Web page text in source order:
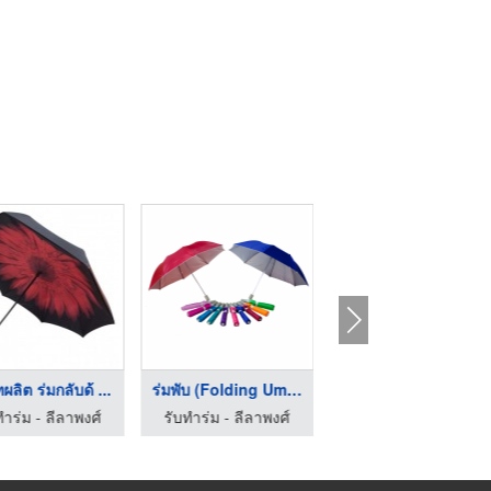
ลิต ร่มกลับด้ ...
ร่ม - ลีลาพงศ์
ร่มพับ (Folding Umbr ...
รับทำร่ม - ลีลาพงศ์